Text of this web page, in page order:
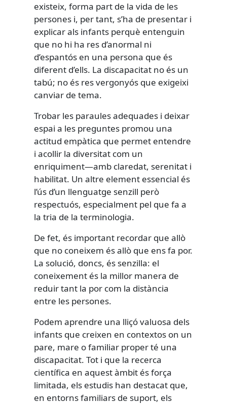
existeix, forma part de la vida de les
persones i, per tant, s’ha de presentar i
explicar als infants perquè entenguin
que no hi ha res d’anormal ni
d’espantós en una persona que és
diferent d’ells. La discapacitat no és un
tabú; no és res vergonyós que exigeixi
canviar de tema.
Trobar les paraules adequades i deixar
espai a les preguntes promou una
actitud empàtica que permet entendre
i acollir la diversitat com un
enriquiment—amb claredat, serenitat i
habilitat. Un altre element essencial és
l’ús d’un llenguatge senzill però
respectuós, especialment pel que fa a
la tria de la terminologia.
De fet, és important recordar que allò
que no coneixem és allò que ens fa por.
La solució, doncs, és senzilla: el
coneixement és la millor manera de
reduir tant la por com la distància
entre les persones.
Podem aprendre una lliçó valuosa dels
infants que creixen en contextos on un
pare, mare o familiar proper té una
discapacitat. Tot i que la recerca
científica en aquest àmbit és força
limitada, els estudis han destacat que,
en entorns familiars de suport, els